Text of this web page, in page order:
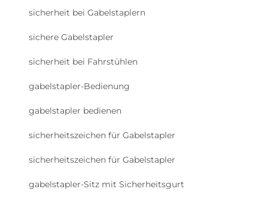
sicherheit bei Gabelstaplern
sichere Gabelstapler
sicherheit bei Fahrstühlen
gabelstapler-Bedienung
gabelstapler bedienen
sicherheitszeichen für Gabelstapler
sicherheitszeichen für Gabelstapler
gabelstapler-Sitz mit Sicherheitsgurt